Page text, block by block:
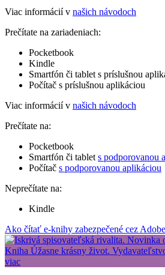
Viac informácií v našich návodoch
Prečítate na zariadeniach:
Pocketbook
Kindle
Smartfón či tablet s príslušnou
Počítač s príslušnou aplikáciou
Viac informácií v našich návodoch
Prečítate na:
Pocketbook
Smartfón či tablet s podporovanou
Počítač s podporovanou aplikáciou
Neprečítate na:
Kindle
Ako čítať e-knihy zabezpečené cez